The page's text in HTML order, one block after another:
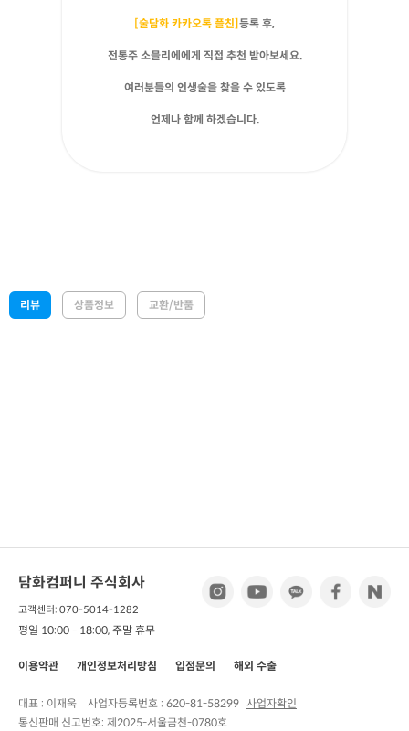
[술담화 카카오톡 플친] 등록 후,
전통주 소믈리에에게 직접 추천 받아보세요.
여러분들의 인생술을 찾을 수 있도록
언제나 함께 하겠습니다.
리뷰 상품정보 교환/반품
담화컴퍼니 주식회사
고객센터: 070-5014-1282
평일 10:00 - 18:00, 주말 휴무
이용약관 개인정보처리방침 입점문의 해외 수출
대표 : 이재욱 사업자등록번호 : 620-81-58299 사업자확인
통신판매 신고번호: 제2025-서울금천-0780호